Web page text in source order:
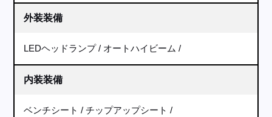
外装装備
LEDヘッドランプ オートハイビーム
内装装備
ベンチシート チップアップシート